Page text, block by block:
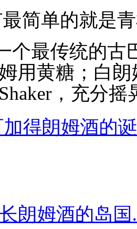
简单的就是
个最传统的古
用黄糖；白
，充分
得朗姆酒的
朗姆酒的岛国